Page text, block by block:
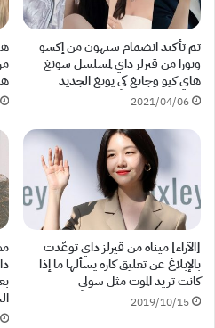
تم تأكيد انضمام سيهون من إكسو
ويورا من قيرلز داي لمسلسل سونغ
هاي كيو وجانغ كي يونغ الجديد
2021/04/06
[الآراء] ميناه من قيرلز داي توعّدت
بالإبلاغ عن تعليق كاره يسألها ما إذا
كانت تريد الموت مثل سولي
2019/10/15